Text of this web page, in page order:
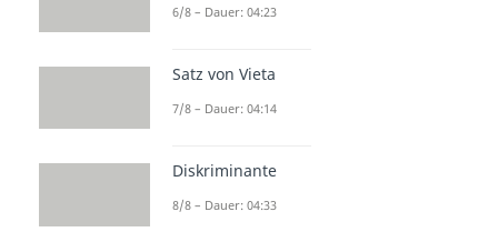
6/8 – Dauer: 04:23
Satz von Vieta
7/8 – Dauer: 04:14
Diskriminante
8/8 – Dauer: 04:33